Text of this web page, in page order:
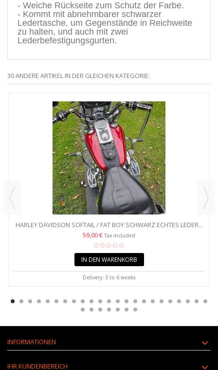
- Weiche Rückseite zum Schutz der Farbe.
- Kommt mit abnehmbarer schwarzer
Ledertasche, um Gegenstände in Reichweite
zu halten, und auch mit zwei
Lederbefestigungsgurten.
30 ANDERE ARTIKEL IN DER GLEICHEN KATEGORIE:
HARLEY DAVIDSON SOFTAIL / FAT BOY SCHWARZ ECHTES LEDER...
59,00 € Tax included
IN DEN WARENKORB
Delivery: 3 to 6 weeks
INFORMATIONEN
IHR KUNDENBEREICH